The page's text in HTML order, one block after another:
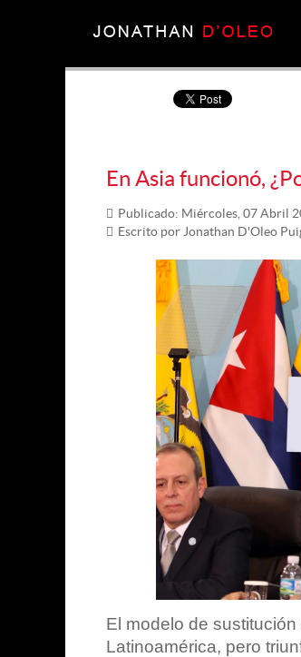
En Asia funcionó,
Publicado: Miércoles, 07 Abril
Escrito por Jonathan D'Oleo
El modelo de
Latinoamérica, pero